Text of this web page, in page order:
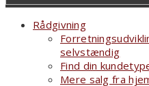
Rådgivning
selvstændig
Find din
Mere salg fra